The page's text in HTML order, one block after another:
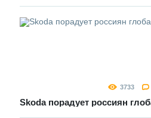
3733
Skoda порадует россиян